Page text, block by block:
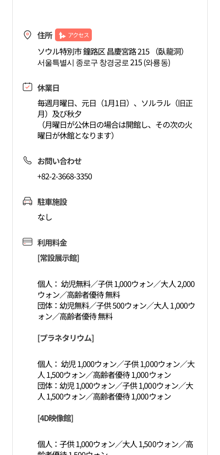
住所 アクセス
ソウル特別市 鐘路区 昌慶宮路 215 （臥龍洞）
서울특별시 종로구 창경궁로 215 (와룡동)
休業日
毎週月曜日、元日（1月1日）、ソルラル（旧正
月）及び秋夕
（月曜日が公休日の場合は開館し、その次の火
曜日が休館となります）
お問い合わせ
+82-2-3668-3350
駐車施設
なし
利用料金
[常設展示館]
個人： 幼児無料／子供 1,000ウォン／大人 2,000
ウォン／高齢者優待 無料
団体：幼児無料／子供 500ウォン／大人 1,000ウ
ォン／高齢者優待 無料
[プラネタリウム]
個人： 幼児 1,000ウォン／子供 1,000ウォン／大
人 1,500ウォン／高齢者優待 1,000ウォン
団体：幼児 1,000ウォン／子供 1,000ウォン／大
人 1,500ウォン／高齢者優待 1,000ウォン
[4D映像館]
個人：子供 1,000ウォン／大人 1,500ウォン／高